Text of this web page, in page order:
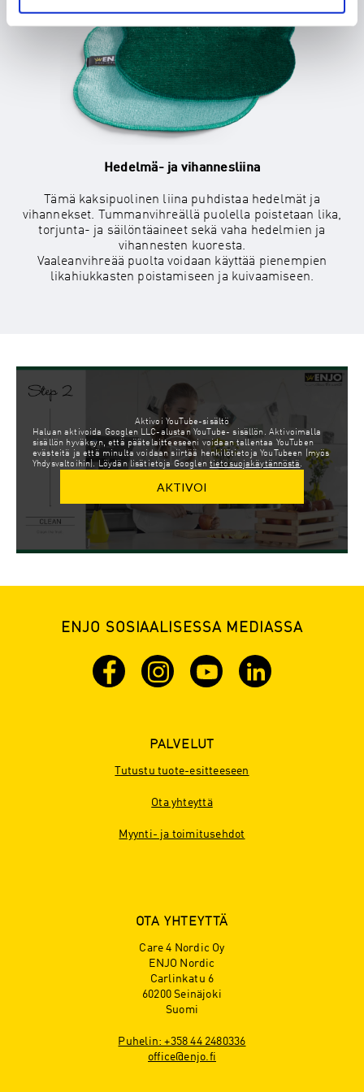
Hedelmä- ja vihannesliina
Tämä kaksipuolinen liina puhdistaa hedelmät ja
vihannekset. Tummanvihreällä puolella poistetaan lika,
torjunta- ja säilöntäaineet sekä vaha hedelmien ja
vihannesten kuoresta.
Vaaleanvihreää puolta voidaan käyttää pienempien
likahiukkasten poistamiseen ja kuivaamiseen.
Aktivoi YouTube-sisältö
Haluan aktivoida Googlen LLC-alustan YouTube- sisällön. Aktivoimalla
sisällön hyväksyn, että päätelaitteeseeni voidaan tallentaa YouTuben
evästeitä ja että minulta voidaan siirtää henkilötietoja YouTubeen (myös
Yhdysvaltoihin). Löydän lisätietoja Googlentietosuojakäytännöstä.
AKTIVOI
ENJO SOSIAALISESSA MEDIASSA
PALVELUT
Tutustu tuote-esitteeseen
Ota yhteyttä
Myynti- ja toimitusehdot
OTA YHTEYTTÄ
Care 4 Nordic Oy
ENJO Nordic
Carlinkatu 6
60200 Seinäjoki
Suomi
Puhelin: +358 44 2480336
office@enjo.fi